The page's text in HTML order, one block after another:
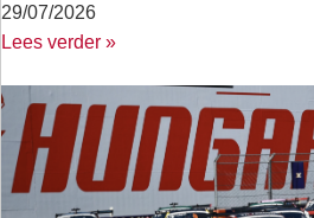
29/07/2026
Lees verder »